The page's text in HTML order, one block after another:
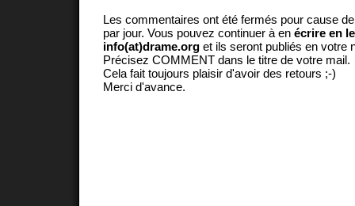
Les commentaires ont été fermés pour cause
par jour. Vous pouvez continuer à en écrire en
info(at)drame.org et ils seront publiés en votre
Précisez COMMENT dans le titre de votre mail.
Cela fait toujours plaisir d'avoir des retours ;-)
Merci d'avance.